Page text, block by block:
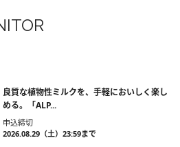
良質な植物性ミルクを、手軽においしく楽し
める。「ALP...
申込締切
2026.08.29（土）23:59まで